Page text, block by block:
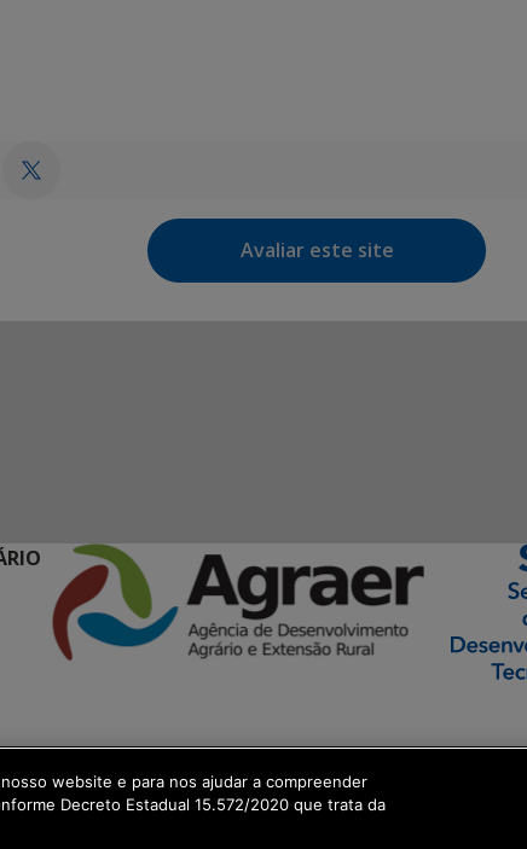
Avaliar este site
Digital
website e para nos ajudar a compreender
Decreto Estadual 15.572/2020 que trata da